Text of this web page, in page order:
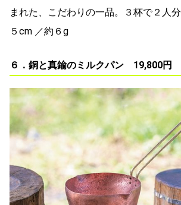
まれた、こだわりの一品。３杯で２人
５cm ／約６g
６．銅と真鍮のミルクパン 19,800円